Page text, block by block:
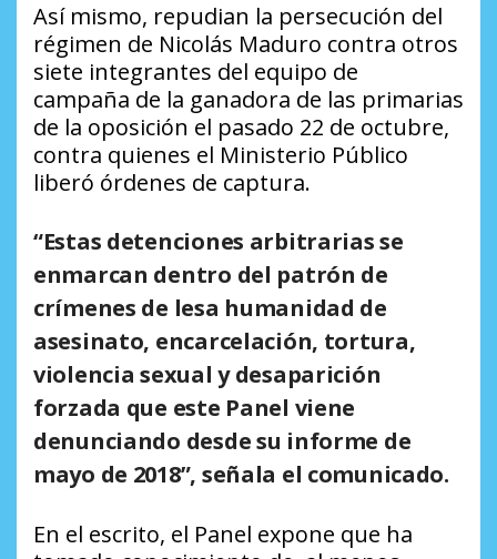
Así mismo, repudian la persecución del
régimen de Nicolás Maduro contra otros
siete integrantes del equipo de
campaña de la ganadora de las primarias
de la oposición el pasado 22 de octubre,
contra quienes el Ministerio Público
liberó órdenes de captura.
“Estas detenciones arbitrarias se
enmarcan dentro del patrón de
crímenes de lesa humanidad de
asesinato, encarcelación, tortura,
violencia sexual y desaparición
forzada que este Panel viene
denunciando desde su informe de
mayo de 2018”, señala el comunicado.
En el escrito, el Panel expone que ha